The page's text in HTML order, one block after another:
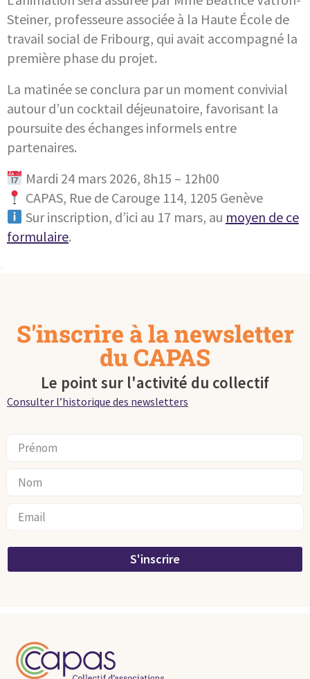
Steiner, professeure associée à la Haute École de
travail social de Fribourg, qui avait accompagné la
première phase du projet.
La matinée se conclura par un moment convivial
autour d’un cocktail déjeunatoire, favorisant la
poursuite des échanges informels entre
partenaires.
Mardi 24 mars 2026, 8h15 – 12h00
CAPAS, Rue de Carouge 114, 1205 Genève
Sur inscription, d’ici au 17 mars, au moyen de ce
formulaire.
S'inscrire à la newsletter
du CAPAS
Le point sur l'activité du collectif
Consulter l’historique des newsletters
S'inscrire